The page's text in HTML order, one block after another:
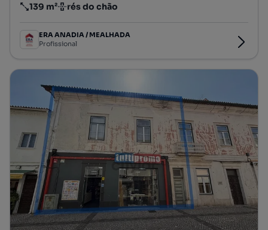
Preço por metro quadrado
139 m²
Andar rés do chão
ERA ANADIA / MEALHADA
Profissional